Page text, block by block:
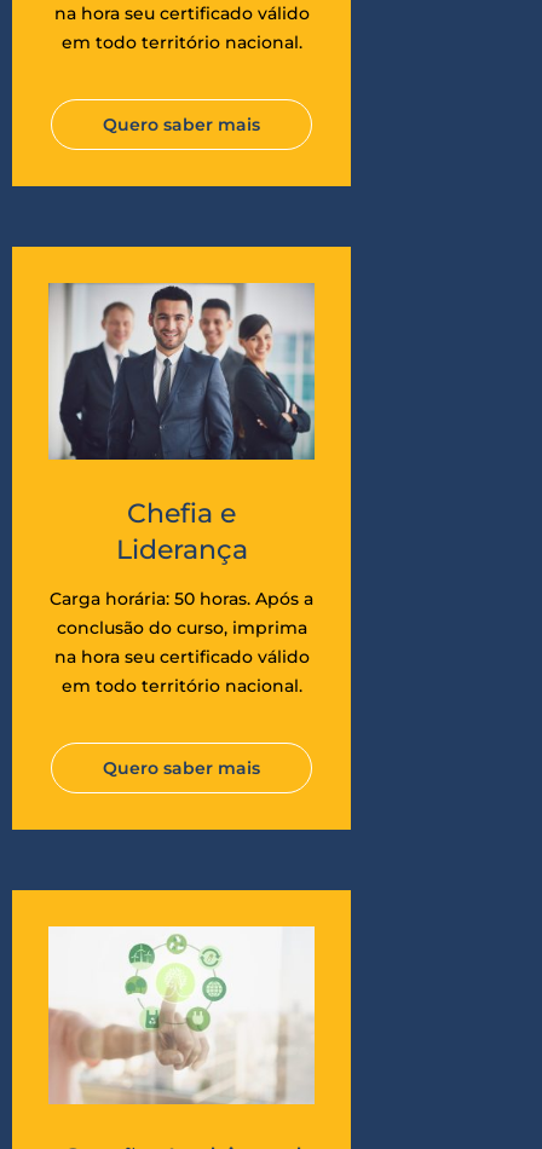
na hora seu certificado válido
em todo território nacional.
Quero saber mais
Chefia e
Liderança
Carga horária: 50 horas. Após a
conclusão do curso, imprima
na hora seu certificado válido
em todo território nacional.
Quero saber mais